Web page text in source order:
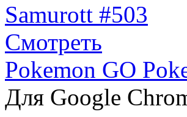
Samurott #503
Смотреть
Pokemon GO
Для Google